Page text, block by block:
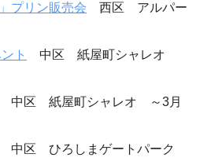
プリン販売会 西区 アルパー
ト
中区 紙屋町シャレオ
中区 紙屋町シャレオ ～3月
中区 ひろしまゲートパーク